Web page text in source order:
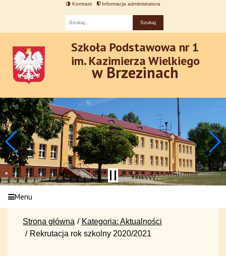
Kontrast Informacja administratora
Szkoła Podstawowa nr 1
im. Kazimierza Wielkiego
w Brzezinach
Menu
Strona główna
Kategoria: Aktualności
Rekrutacja rok szkolny 2020/2021